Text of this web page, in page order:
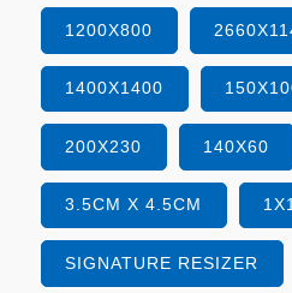
1200X800
1400X1400
200X230 140X60
3.5CM X 4.5CM
SIGNATURE RESIZER